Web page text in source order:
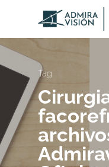
Hit enter to
Tag